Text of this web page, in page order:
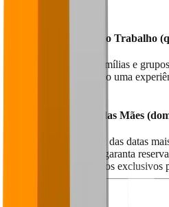
1º de Maio - Dia do Trabalho
Uma data para atrair famílias e
compartilháveis, criando uma
11 de Maio - Dia das Mães
Definitivamente, é uma das datas
gastronomia. Por isso, garanta
válido planejar descontos exclusivos